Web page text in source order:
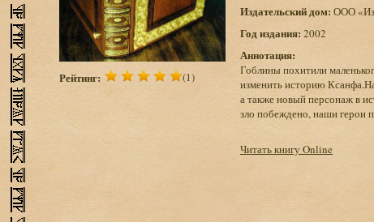
Рейтинг: (1)
Издательский дом: ООО
Год издания: 2002
Аннотация:
Гоблины похитили
изменить историю
а также новый персонаж в
зло побеждено, наши герои
Читать книгу Online